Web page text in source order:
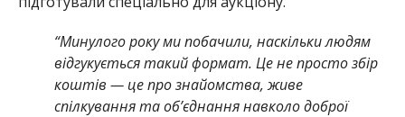
“Минулого року ми побачили, наскільки людям
відгукується такий формат. Це не просто збір
коштів — це про знайомства, живе
спілкування та об’єднання навколо доброї